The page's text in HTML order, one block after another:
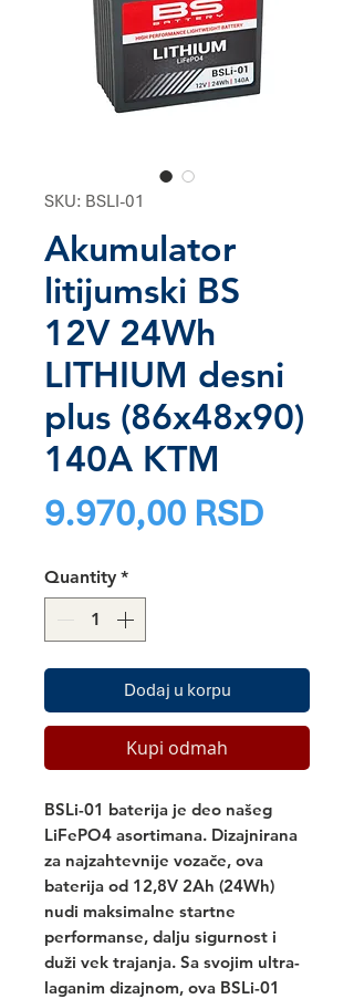
SKU: BSLI-01
Akumulator
litijumski BS
12V 24Wh
LITHIUM desni
plus (86x48x90)
140A KTM
9.970,00 RSDPrice
Quantity *
Dodaj u korpu
Kupi odmah
BSLi-01 baterija je deo našeg
LiFePO4 asortimana. Dizajnirana
za najzahtevnije vozače, ova
baterija od 12,8V 2Ah (24Wh)
nudi maksimalne startne
performanse, dalju sigurnost i
duži vek trajanja. Sa svojim ultra-
laganim dizajnom, ova BSLi-01